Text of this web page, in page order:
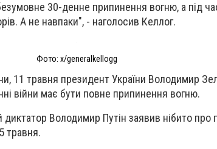
30-денне припинення вогню, а під
А не навпаки", - наголосив Келлог.
Фото: x/generalkellogg
11 травня президент України Володимир
війни має бути повне припинення вогню.
Володимир Путін заявив нібито про
травня.